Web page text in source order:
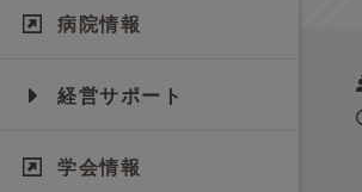
病院情報
経営サポート
学会情報